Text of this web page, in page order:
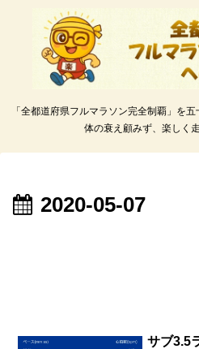
「全都道府県フルマラソン完全制覇」を
体の衰え顧みず、楽しく
2020-05-07
サブ3.5